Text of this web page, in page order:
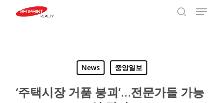
Menu
News 중앙일보
‘주택시장 거품 붕괴’…전문가들 가능